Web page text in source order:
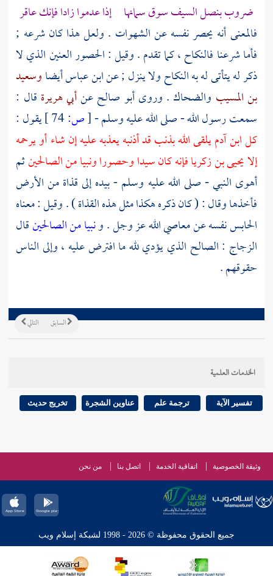
ضروب بنصل السيف سوق سمانها إذا عدموا زادا فإنك عاقر
فالمعنى أنه يحصر نفسه عن الشهوات . ولعل هذا كان شرعه ;
فأما شرعنا فالنكاح ، كما تقدم . وقيل : الحصور العنين الذي لا
ذكر له يتأتى له به النكاح ولا ينزل ; عنابن عباسأيضاوسعيد
بن المسيب والضحاك . وروىأبو صالحعنأبي هريرة قال :
سمعت رسول الله - صلى الله عليه وسلم -[ص:
يقول :
كل ابن آدم يلقى الله بذنب قد أذنبه يعذبه عليه إن شاء أو يرحمه
إلايحيى بن زكريافإنه كان سيدا وحصورا ونبيا من الصالحينثم
أهوى النبي - صلى الله عليه وسلم - بيده إلى قذاة من الأرض
فأخذها وقال : ( كان ذكره هكذا مثل هذه القذاة ) . وقيل : معناه
الحابس نفسه عن معاصي الله عز وجل . ونبيا من الصالحينقال
الزجاج : الصالح الذي يؤدي لله ما افترض عليه ، وإلى الناس
حقوقهم .
التالي السابق
الخدمات العلمية
تفسير الآية ترجمة علم عناوين الشجرة تخريج حديث
وثيقة الخصوصية اتفاقية الخدمة اتصل بنا من نحن
جميع الحقوق محفوظة © 2026 - 1998 لشبكة إسلام ويب